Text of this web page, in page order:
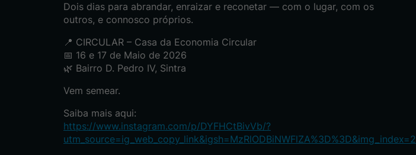
Dois dias para abrandar, enraizar e reconetar — com o lugar, com os
outros, e connosco próprios.
📍 CIRCULAR – Casa da Economia Circular
📅 16 e 17 de Maio de 2026
🌿 Bairro D. Pedro IV, Sintra
Vem semear.
Saiba mais aqui:
https://www.instagram.com/p/DYFHCtBivVb/?
utm_source=ig_web_copy_link&igsh=MzRlODBiNWFlZA%3D%3D&img_index=2